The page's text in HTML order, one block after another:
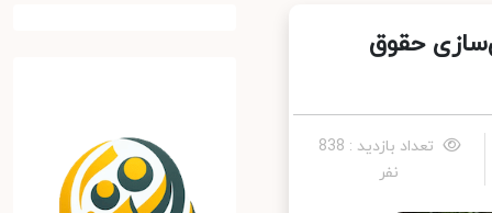
حقوق
تعداد بازدید : 838
نفر